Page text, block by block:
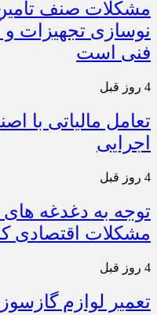
مشکلات صنف تأمین
نوسازی تجهیزات
فنی است
4 روز قبل
تعامل مالیاتی با
اجرایی
4 روز قبل
توجه به دغدغه
مشکلات اقتصادی
4 روز قبل
تعمیر لوازم